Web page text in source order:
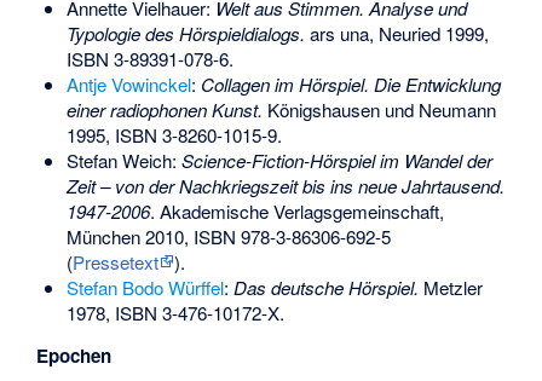
Annette Vielhauer: Welt aus Stimmen. Analyse und
Typologie des Hörspieldialogs. ars una, Neuried 1999,
ISBN 3-89391-078-6.
Antje Vowinckel: Collagen im Hörspiel. Die Entwicklung
einer radiophonen Kunst. Königshausen und Neumann
1995, ISBN 3-8260-1015-9.
Stefan Weich: Science-Fiction-Hörspiel im Wandel der
Zeit – von der Nachkriegszeit bis ins neue Jahrtausend.
1947-2006. Akademische Verlagsgemeinschaft,
München 2010, ISBN 978-3-86306-692-5
(Pressetext
).
Stefan Bodo Würffel: Das deutsche Hörspiel. Metzler
1978, ISBN 3-476-10172-X.
Epochen